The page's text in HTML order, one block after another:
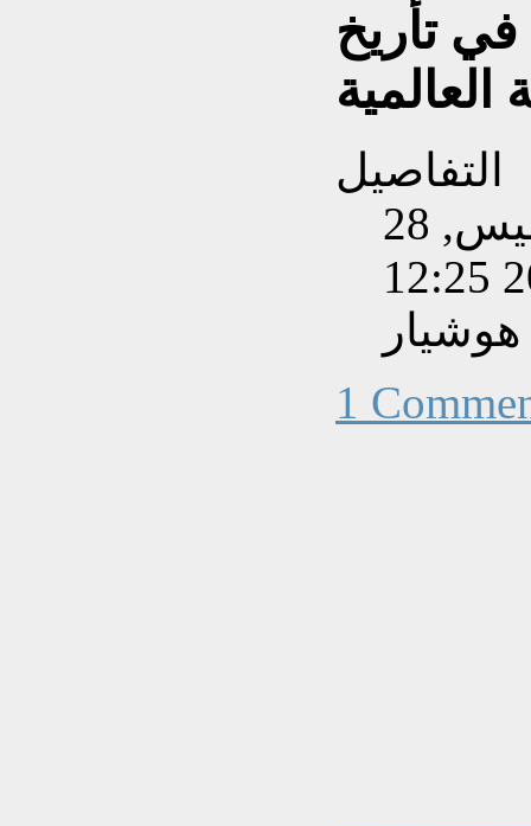
تأريخ
العالمية
التفاصيل
تم إنشاءه بتاريخ الخميس, 28
1